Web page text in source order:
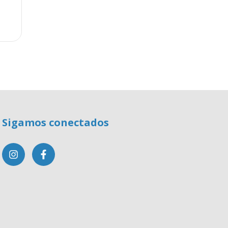
Sigamos conectados